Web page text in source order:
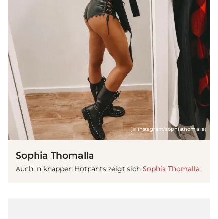
(© Instagram/sophiathomalla)
Sophia Thomalla
Auch in knappen Hotpants zeigt sich Sophia Thomalla.